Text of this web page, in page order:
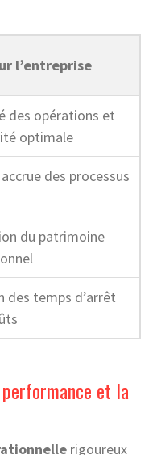
l’entreprise
des opérations et
optimale
des processus
du patrimoine
des temps d’arrêt
et la
rigoureux